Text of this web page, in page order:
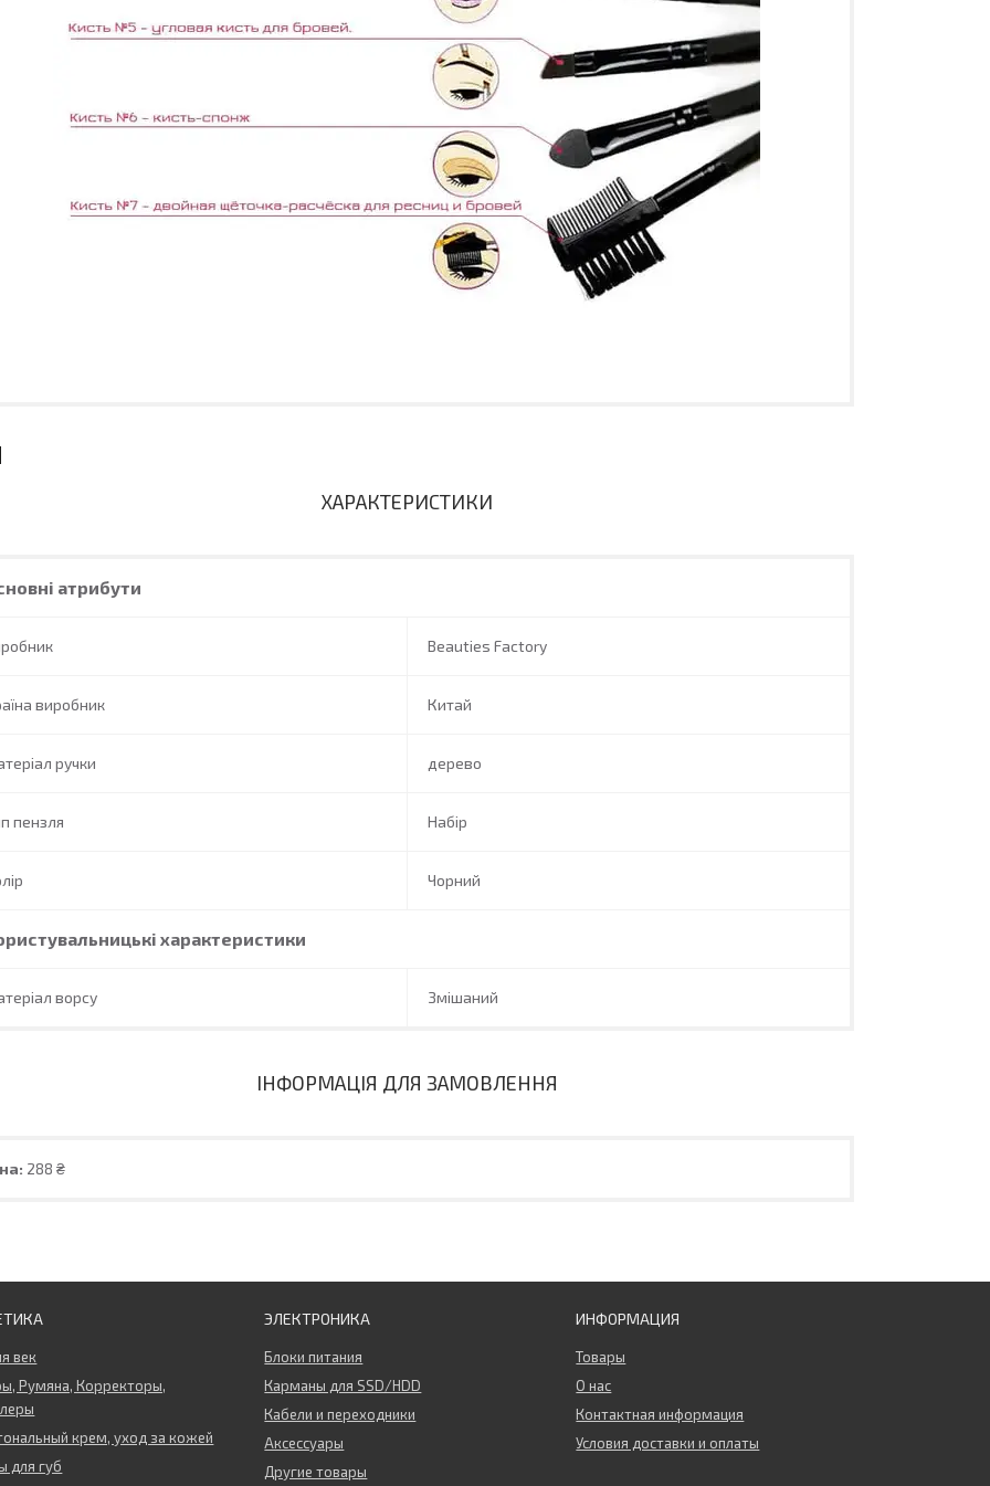
ХАРАКТЕРИСТИКИ
атрибути
Beauties Factory
виробник Китай
ручки дерево
пензля Набір
Чорний
характеристики
ворсу Змішаний
ІНФОРМАЦІЯ ДЛЯ ЗАМОВЛЕННЯ
288 ₴
век
Румяна, Корректоры,
крем, уход за кожей
для губ
ЭЛЕКТРОНИКА
Блоки питания
Карманы для SSD/HDD
Кабели и переходники
Аксессуары
Другие товары
ИНФОРМАЦИЯ
Товары
О нас
Контактная информация
Условия доставки и оплаты